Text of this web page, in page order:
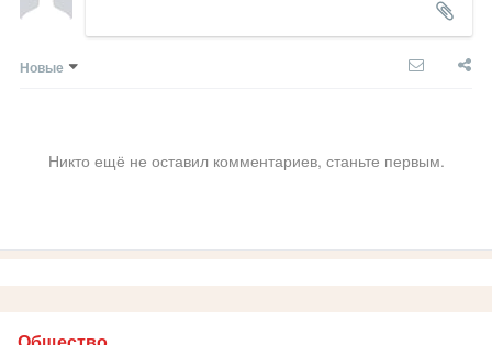
Новые
Никто ещё не оставил комментариев, станьте первым.